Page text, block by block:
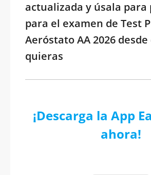
actualizada y úsala
para el examen de Test
Aeróstato AA 2026
quieras
¡Descarga la App
ahora!